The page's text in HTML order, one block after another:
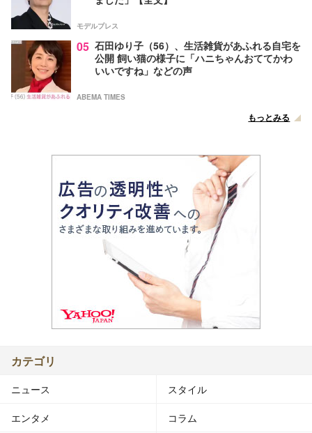
モデルプレス
05 石田ゆり子（56）、生活雑貨があふれる自宅を
公開 飼い猫の様子に「ハニちゃんおててかわ
いいですね」などの声
ABEMA TIMES
もっとみる
カテゴリ
ニュース スタイル
エンタメ コラム